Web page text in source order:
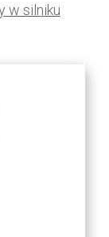
w silniku